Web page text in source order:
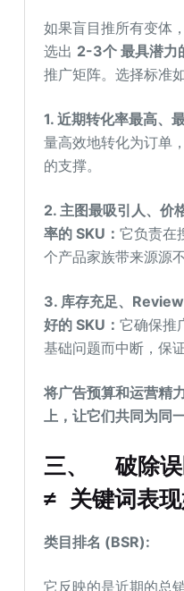
如果盲目推所有变体
选出 2-3个 最具潜力
推广矩阵。选择标准
1.近期转化率最高、
量高效地转化为订单
的支撑。
2. 主图最吸引人、价
率的 SKU：它负责在
个产品家族带来源源
3. 库存充足、Review
好的 SKU：它确保推
基础问题而中断，保
将广告预算和运营精
上，让它们共同为同
三、破除
≠ 关键词表
类目排名 (BSR):
它反映的是近期的总